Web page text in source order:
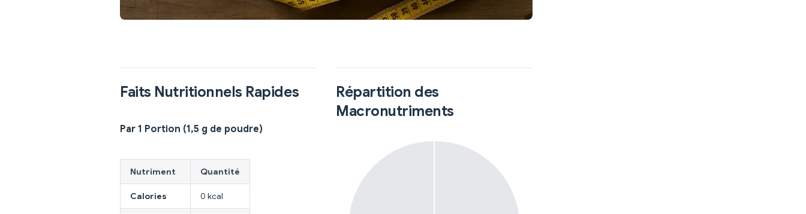
Faits Nutritionnels Rapides
Par 1 Portion (1,5 g de poudre)
Nutriment Quantité
Calories 0 kcal
Répartition des
Macronutriments